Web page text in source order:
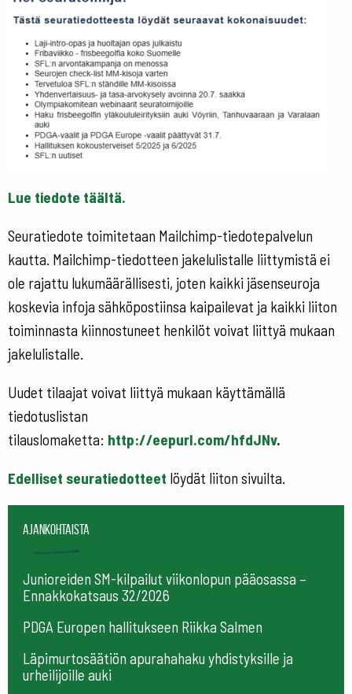
Lue tiedote täältä.
Seuratiedote toimitetaan Mailchimp-tiedotepalvelun
kautta. Mailchimp-tiedotteen jakelulistalle liittymistä ei
ole rajattu lukumäärällisesti, joten kaikki jäsenseuroja
koskevia infoja sähköpostiinsa kaipailevat ja kaikki liiton
toiminnasta kiinnostuneet henkilöt voivat liittyä mukaan
jakelulistalle.
Uudet tilaajat voivat liittyä mukaan käyttämällä
tiedotuslistan
tilauslomaketta: http://eepurl.com/hfdJNv.
Edelliset seuratiedotteet löydät liiton sivuilta.
Ajankohtaista
Junioreiden SM-kilpailut viikonlopun pääosassa –
Ennakkokatsaus 32/2026
PDGA Europen hallitukseen Riikka Salmen
Läpimurtosäätiön apurahahaku yhdistyksille ja
urheilijoille auki